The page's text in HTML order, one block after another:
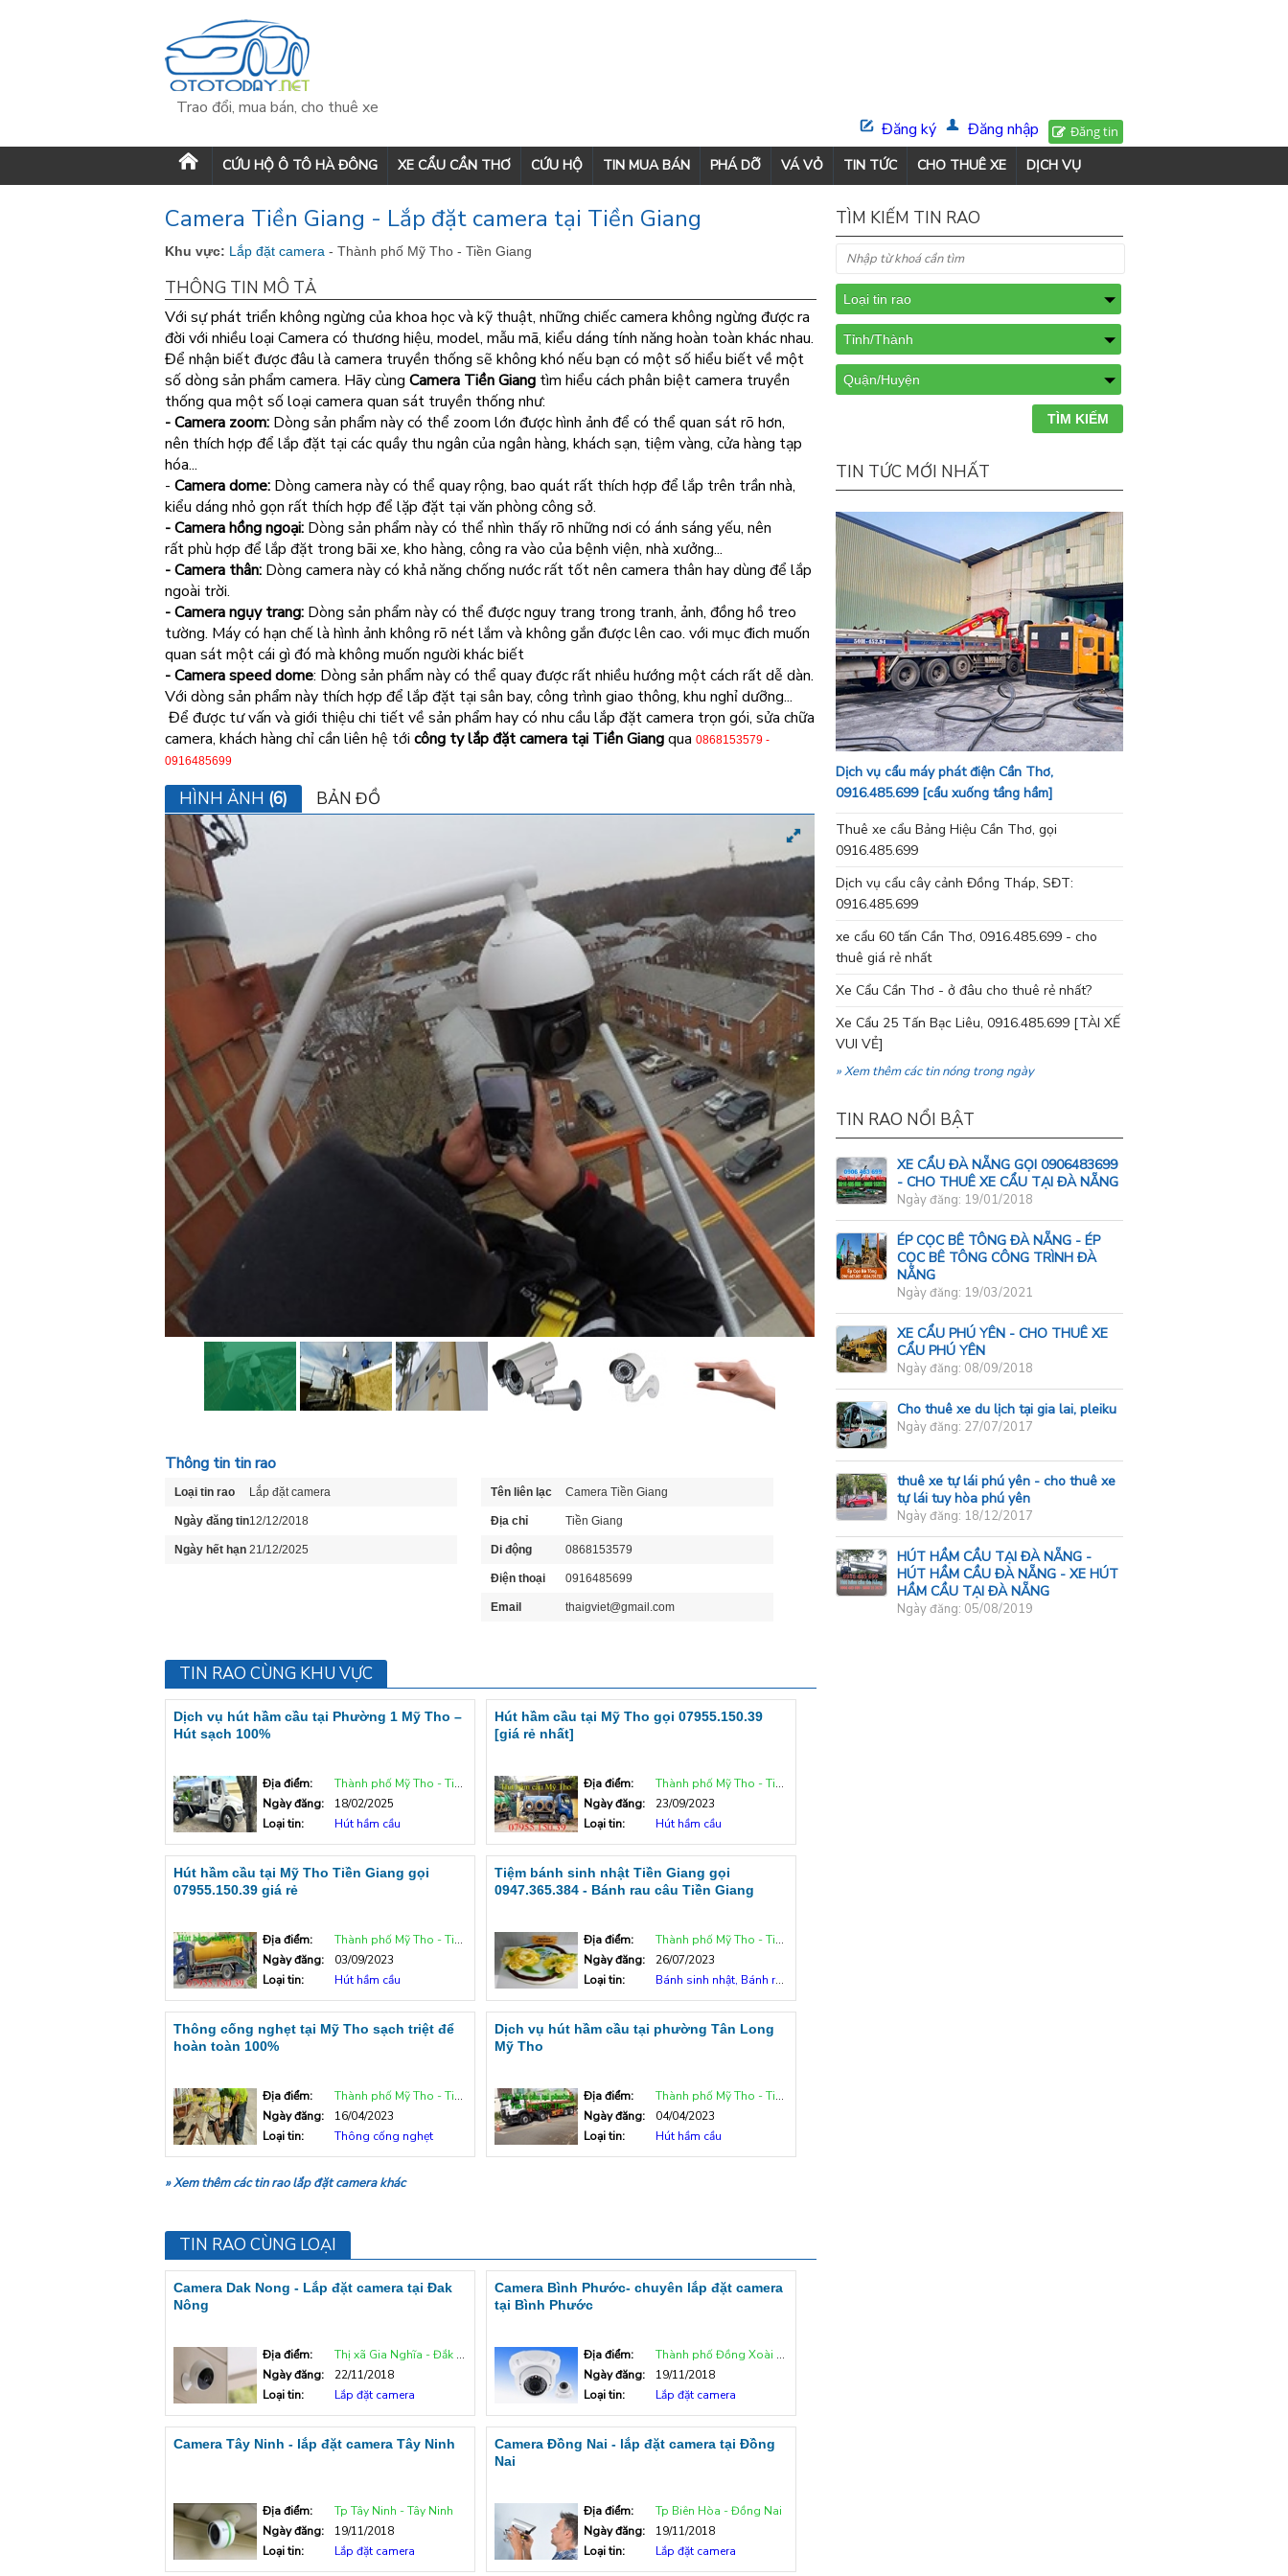
Trao đổi, mua bán, cho thuê xe
Đăng tin
Đăng nhập
Đăng ký
CỨU HỘ Ô TÔ HÀ ĐÔNG XE CẨU CẦN THƠ CỨU HỘ TIN MUA BÁN PHÁ DỠ VÁ VỎ TIN TỨC CHO THUÊ XE DỊCH VỤ
Camera Tiền Giang - Lắp đặt camera tại Tiền Giang
Khu vực: Lắp đặt camera - Thành phố Mỹ Tho - Tiền Giang
THÔNG TIN MÔ TẢ
Với sự phát triển không ngừng của khoa học và kỹ thuật, những chiếc camera không ngừng được ra
đời với nhiều loại Camera có thương hiệu, model, mẫu mã, kiểu dáng tính năng hoàn toàn khác nhau.
Để nhận biết được đâu là camera truyền thống sẽ không khó nếu bạn có một số hiểu biết về một
số dòng sản phẩm camera. Hãy cùng Camera Tiền Giang tìm hiểu cách phân biệt camera truyền
thống qua một số loại camera quan sát truyền thống như:
- Camera zoom: Dòng sản phẩm này có thể zoom lớn được hình ảnh để có thể quan sát rõ hơn,
nên thích hợp để lắp đặt tại các quầy thu ngân của ngân hàng, khách sạn, tiệm vàng, cửa hàng tạp
hóa...
- Camera dome: Dòng camera này có thể quay rộng, bao quát rất thích hợp để lắp trên trần nhà,
kiểu dáng nhỏ gọn rất thích hợp để lặp đặt tại văn phòng công sở.
- Camera hồng ngoại: Dòng sản phẩm này có thể nhìn thấy rõ những nơi có ánh sáng yếu, nên
rất phù hợp để lắp đặt trong bãi xe, kho hàng, công ra vào của bệnh viện, nhà xưởng...
- Camera thân: Dòng camera này có khả năng chống nước rất tốt nên camera thân hay dùng để lắp
ngoài trời.
- Camera ngụy trang: Dòng sản phẩm này có thể được nguy trang trong tranh, ảnh, đồng hồ treo
tường. Máy có hạn chế là hình ảnh không rõ nét lắm và không gắn được lên cao. với mục đich muốn
quan sát một cái gì đó mà không muốn người khác biết
- Camera speed dome: Dòng sản phẩm này có thể quay được rất nhiều hướng một cách rất dễ dàn.
Với dòng sản phẩm này thích hợp để lắp đặt tại sân bay, công trình giao thông, khu nghỉ dưỡng...
Để được tư vấn và giới thiệu chi tiết về sản phẩm hay có nhu cầu lắp đặt camera trọn gói, sửa chữa
camera, khách hàng chỉ cần liên hệ tới công ty lắp đặt camera tại Tiền Giangqua 0868153579 -
0916485699
HÌNH ẢNH (6) BẢN ĐỒ
Thông tin tin rao
Loại tin rao Lắp đặt camera
Ngày đăng tin12/12/2018
Ngày hết hạn 21/12/2025
Tên liên lạc Camera Tiền Giang
Địa chỉ Tiền Giang
Di động 0868153579
Điện thoại 0916485699
Email thaigviet@gmail.com
TIN RAO CÙNG KHU VỰC
Dịch vụ hút hầm cầu tại Phường 1 Mỹ Tho –
Hút sạch 100%
Địa điểm:
Thành phố Mỹ Tho - Tiền Giang
Ngày đăng:
18/02/2025
Loại tin:
Hút hầm cầu
Hút hầm cầu tại Mỹ Tho gọi 07955.150.39
[giá rẻ nhất]
Địa điểm:
Thành phố Mỹ Tho - Tiền Giang
Ngày đăng:
23/09/2023
Loại tin:
Hút hầm cầu
Hút hầm cầu tại Mỹ Tho Tiền Giang gọi
07955.150.39 giá rẻ
Địa điểm:
Thành phố Mỹ Tho - Tiền Giang
Ngày đăng:
03/09/2023
Loại tin:
Hút hầm cầu
Tiệm bánh sinh nhật Tiền Giang gọi
0947.365.384 - Bánh rau câu Tiền Giang
Địa điểm:
Thành phố Mỹ Tho - Tiền Giang
Ngày đăng:
26/07/2023
Loại tin:
Bánh sinh nhật, Bánh rau câu
Thông cống nghẹt tại Mỹ Tho sạch triệt để
hoàn toàn 100%
Địa điểm:
Thành phố Mỹ Tho - Tiền Giang
Ngày đăng:
16/04/2023
Loại tin:
Thông cống nghẹt
Dịch vụ hút hầm cầu tại phường Tân Long
Mỹ Tho
Địa điểm:
Thành phố Mỹ Tho - Tiền Giang
Ngày đăng:
04/04/2023
Loại tin:
Hút hầm cầu
» Xem thêm các tin rao lắp đặt camera khác
TIN RAO CÙNG LOẠI
Camera Dak Nong - Lắp đặt camera tại Đak
Nông
Địa điểm:
Thị xã Gia Nghĩa - Đắk Nông
Ngày đăng:
22/11/2018
Loại tin:
Lắp đặt camera
Camera Bình Phước- chuyên lắp đặt camera
tại Bình Phước
Địa điểm:
Thành phố Đồng Xoài - Bình Phước
Ngày đăng:
19/11/2018
Loại tin:
Lắp đặt camera
Camera Tây Ninh - lắp đặt camera Tây Ninh
Địa điểm:
Tp Tây Ninh - Tây Ninh
Ngày đăng:
19/11/2018
Loại tin:
Lắp đặt camera
Camera Đồng Nai - lắp đặt camera tại Đồng
Nai
Địa điểm:
Tp Biên Hòa - Đồng Nai
Ngày đăng:
19/11/2018
Loại tin:
Lắp đặt camera
TÌM KIẾM TIN RAO
TIN TỨC MỚI NHẤT
Dịch vụ cẩu máy phát điện Cần Thơ,
0916.485.699 [cẩu xuống tầng hầm]
Thuê xe cẩu Bảng Hiệu Cần Thơ, gọi
0916.485.699
Dịch vụ cẩu cây cảnh Đồng Tháp, SĐT:
0916.485.699
xe cẩu 60 tấn Cần Thơ, 0916.485.699 - cho
thuê giá rẻ nhất
Xe Cẩu Cần Thơ - ở đâu cho thuê rẻ nhất?
Xe Cẩu 25 Tấn Bạc Liêu, 0916.485.699 [TÀI XẾ
VUI VẺ]
» Xem thêm các tin nóng trong ngày
TIN RAO NỔI BẬT
XE CẨU ĐÀ NẴNG GỌI 0906483699
- CHO THUÊ XE CẨU TẠI ĐÀ NẴNG
Ngày đăng: 19/01/2018
ÉP CỌC BÊ TÔNG ĐÀ NẴNG - ÉP
CỌC BÊ TÔNG CÔNG TRÌNH ĐÀ
NẴNG
Ngày đăng: 19/03/2021
XE CẨU PHÚ YÊN - CHO THUÊ XE
CẨU PHÚ YÊN
Ngày đăng: 08/09/2018
Cho thuê xe du lịch tại gia lai, pleiku
Ngày đăng: 27/07/2017
thuê xe tự lái phú yên - cho thuê xe
tự lái tuy hòa phú yên
Ngày đăng: 18/12/2017
HÚT HẦM CẦU TẠI ĐÀ NẴNG -
HÚT HẦM CẦU ĐÀ NẴNG - XE HÚT
HẦM CẦU TẠI ĐÀ NẴNG
Ngày đăng: 05/08/2019